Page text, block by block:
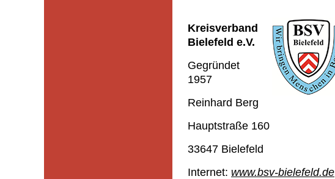
Kreisverband
Bielefeld e.V.
Gegründet
1957
Reinhard Berg
Hauptstraße 160
33647 Bielefeld
Internet: www.bsv-bielefeld.de